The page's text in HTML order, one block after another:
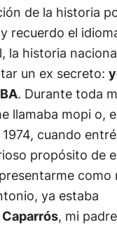
de la historia
recuerdo el
la historia
un ex secreto:
. Durante toda
llamaba mopi o,
cuando
propósito de
como
ya estaba
, mi